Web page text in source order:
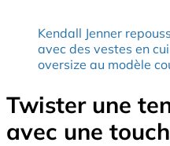
Kendall Jenner
avec des vestes en
oversize au modèle
Twister une
avec une